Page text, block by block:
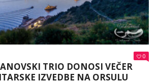
0
TRIO DONOSI VEČER
IZVEDBE NA ORSULU